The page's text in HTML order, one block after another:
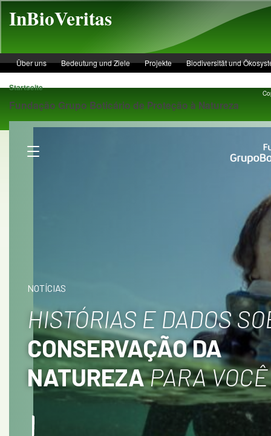
InBioVeritas
Über uns Bedeutung und Ziele Projekte Biodiversität und
Startseite
Fundação Grupo Boticário de Proteção à Natureza